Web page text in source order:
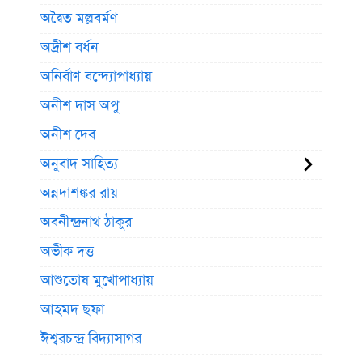
অদ্বৈত মল্লবর্মণ
অদ্রীশ বর্ধন
অনির্বাণ বন্দ্যোপাধ্যায়
অনীশ দাস অপু
অনীশ দেব
অনুবাদ সাহিত্য
অন্নদাশঙ্কর রায়
অবনীন্দ্রনাথ ঠাকুর
অভীক দত্ত
আশুতোষ মুখোপাধ্যায়
আহমদ ছফা
ঈশ্বরচন্দ্র বিদ্যাসাগর